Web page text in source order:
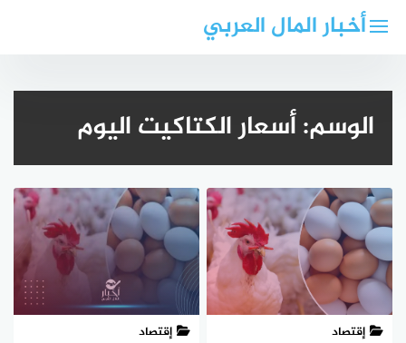
أخبار المال العربي
الوسم:أسعار الكتاكيت اليوم
إقتصاد إقتصاد